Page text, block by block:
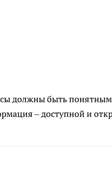
должны быть
– доступной и